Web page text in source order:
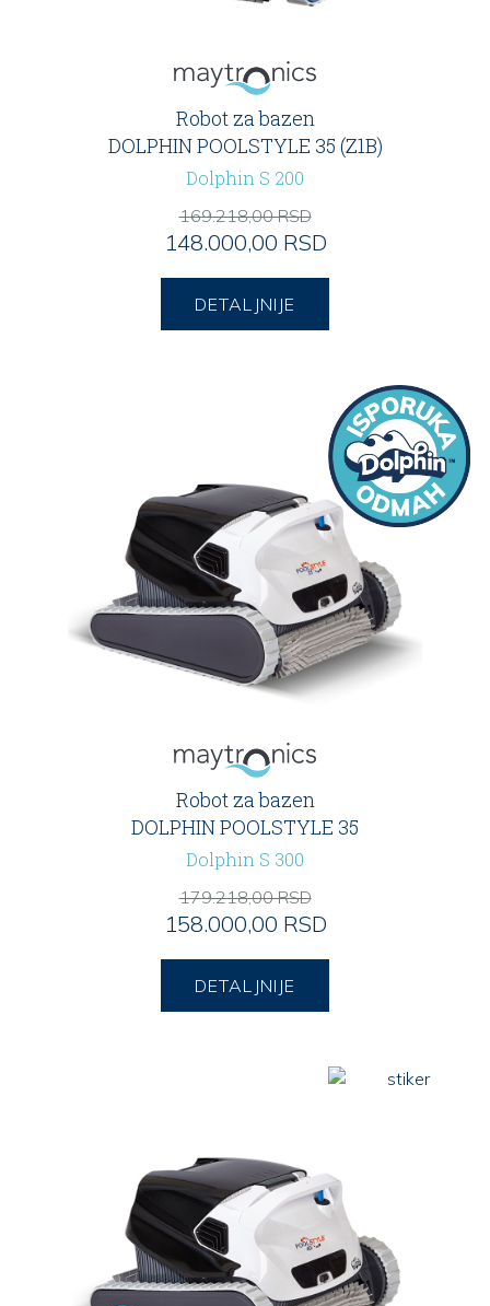
Robot za bazen
DOLPHIN POOLSTYLE 35 (Z1B)
Dolphin S 200
169.218,00 RSD
148.000,00 RSD
DETALJNIJE
Robot za bazen
DOLPHIN POOLSTYLE 35
Dolphin S 300
179.218,00 RSD
158.000,00 RSD
DETALJNIJE